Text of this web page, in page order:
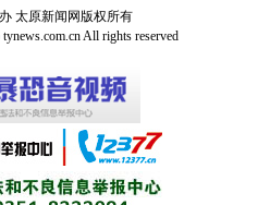
太原新闻网版权所有
All rights reserved